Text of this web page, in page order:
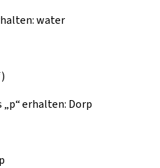
water
erhalten: Dorp